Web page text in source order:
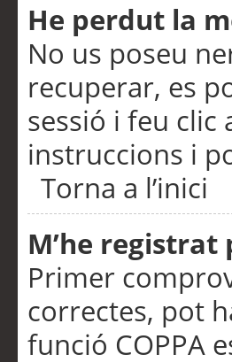
He perdut la
No us poseu
recuperar, es
sessió i feu clic
instruccions i
Torna a l’inici
M’he registrat
Primer
correctes, pot
funció COPPA